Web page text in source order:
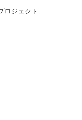
ロジェクト